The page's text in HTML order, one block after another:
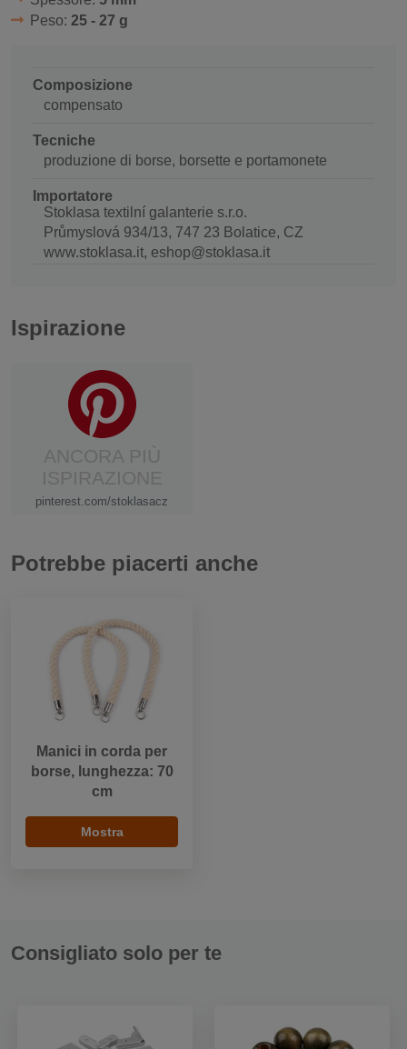
Peso: 25 - 27 g
Composizione
compensato
Tecniche
produzione di borse, borsette e portamonete
Importatore
Stoklasa textilní galanterie s.r.o.
Průmyslová 934/13, 747 23 Bolatice, CZ
www.stoklasa.it, eshop@stoklasa.it
Ispirazione
pinterest.com/stoklasacz
Potrebbe piacerti anche
Manici in corda per
borse, lunghezza: 70
cm
Mostra
Consigliato solo per te